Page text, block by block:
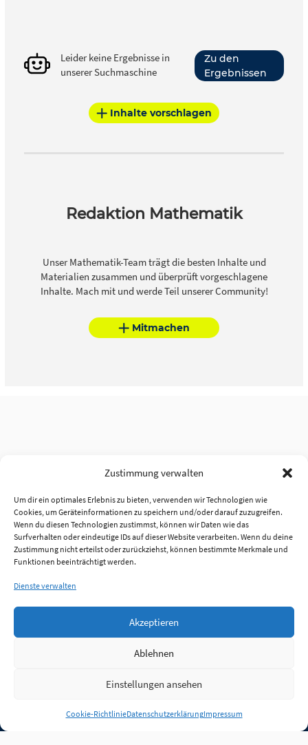
Zustimmung verwalten
Um dir ein optimales Erlebnis zu bieten, verwenden wir Technologien wie
Cookies, um Geräteinformationen zu speichern und/oder darauf zuzugreifen.
Wenn du diesen Technologien zustimmst, können wir Daten wie das
Surfverhalten oder eindeutige IDs auf dieser Website verarbeiten. Wenn du deine
Zustimmung nicht erteilst oder zurückziehst, können bestimmte Merkmale und
Funktionen beeinträchtigt werden.
Dienste verwalten
Akzeptieren
Ablehnen
Einstellungen ansehen
Cookie-RichtlinieDatenschutzerklärungImpressum
Leider keine Ergebnisse in
unserer Suchmaschine
Zu den
Ergebnissen
Inhalte vorschlagen
Redaktion Mathematik
Unser Mathematik-Team trägt die besten Inhalte und
Materialien zusammen und überprüft vorgeschlagene
Inhalte. Mach mit und werde Teil unserer Community!
Mitmachen
Anmelden
Jobs Partner FAQ Quellen